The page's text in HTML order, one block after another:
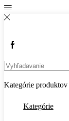
Facebook
Search
input
Kategórie produktov
Kategórie